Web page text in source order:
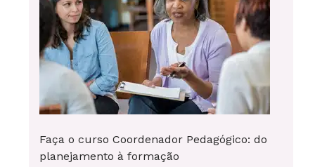
Faça o curso Coordenador Pedagógico: do
planejamento à formação